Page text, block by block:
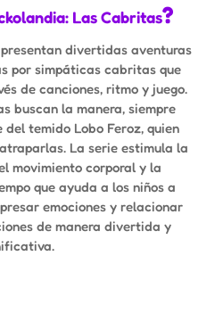
Las Cabritas?
divertidas aventuras
por simpáticas cabritas que
de canciones, ritmo y juego.
buscan la manera, siempre
temido Lobo Feroz, quien
La serie estimula la
movimiento corporal y la
que ayuda a los niños a
emociones y relacionar
de manera divertida y